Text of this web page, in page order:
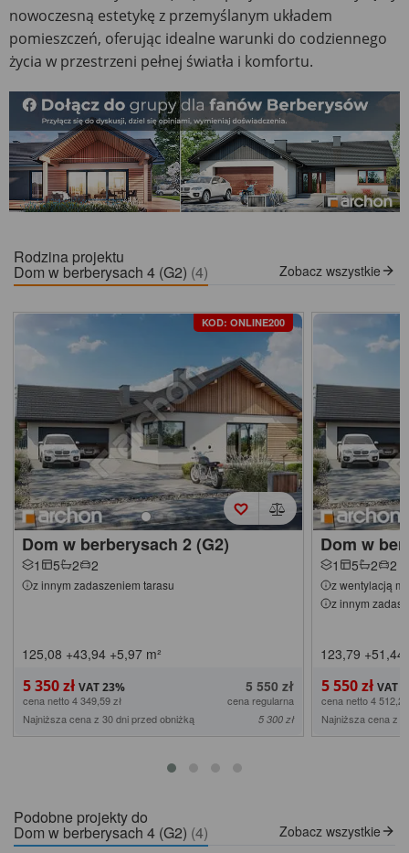
nowoczesną estetykę z przemyślanym układem
pomieszczeń, oferując idealne warunki do codziennego
życia w przestrzeni pełnej światła i komfortu.
Rodzina projektu
Dom w berberysach 4 (G2) (4) Zobacz wszystkie
KOD: ONLINE200
Dom w berberysach 2 (G2)
1 5 2 2
z innym zadaszeniem tarasu
125,08 +43,94 +5,97 m²
5 350 zł 5 550 zł
cena netto 4 349,59 zł
cena regularna
Najniższa cena z 30 dni przed obniżką
5 300 zł
Dom w
1 5 2 2
z wentylacją
z innym
123,79 +51,44
5 550 zł
cena netto 4
Najniższa cena z
Podobne projekty do
Dom w berberysach 4 (G2) (4) Zobacz wszystkie